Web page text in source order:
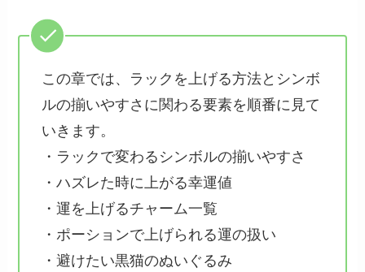
この章では、ラックを上げる方法とシンボ
ルの揃いやすさに関わる要素を順番に見て
いきます。
・ラックで変わるシンボルの揃いやすさ
・ハズレた時に上がる幸運値
・運を上げるチャーム一覧
・ポーションで上げられる運の扱い
・避けたい黒猫のぬいぐるみ